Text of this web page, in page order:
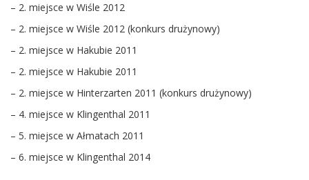
– 2. miejsce w Wiśle 2012
– 2. miejsce w Wiśle 2012 (konkurs drużynowy)
– 2. miejsce w Hakubie 2011
– 2. miejsce w Hakubie 2011
– 2. miejsce w Hinterzarten 2011 (konkurs drużynowy)
– 4. miejsce w Klingenthal 2011
– 5. miejsce w Ałmatach 2011
– 6. miejsce w Klingenthal 2014